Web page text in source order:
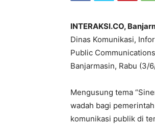
INTERAKSI.CO,
Dinas Komunikasi,
Public
Banjarmasin, Rabu (3/
Mengusung tema
wadah bagi
komunikasi publik di